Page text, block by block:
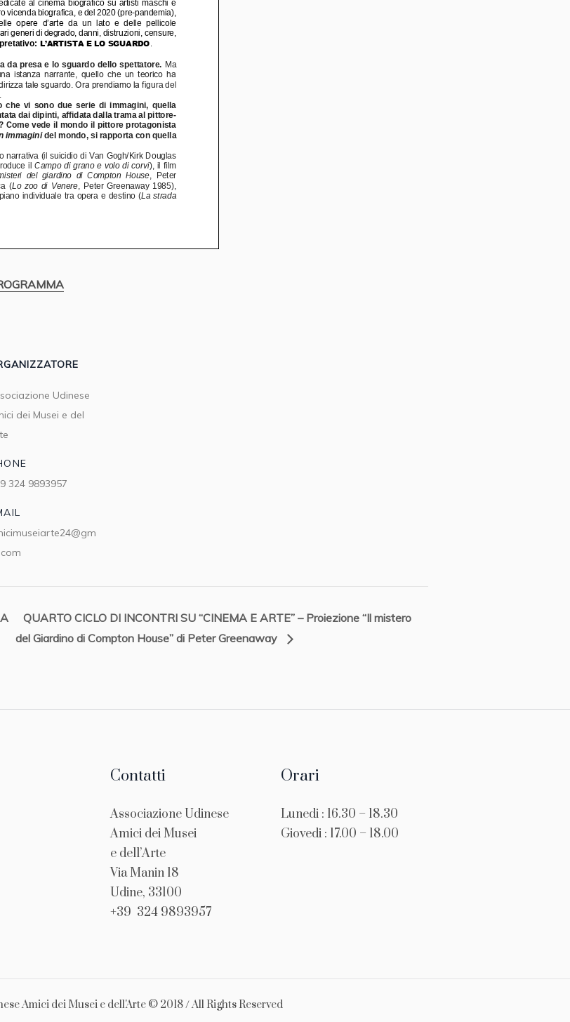
Udinese
dei Musei e del
324 9893957
QUARTO CICLO DI INCONTRI SU “CINEMA E ARTE” – Proiezione “Il mistero
del Giardino di Compton House” di Peter Greenaway
Contatti
Associazione Udinese
Amici dei Musei
e dell’Arte
Via Manin 18
Udine, 33100
+39 324 9893957
Orari
Lunedi : 16.30 – 18.30
Giovedi : 17.00 – 18.00
Amici dei Musei e dell'Arte © 2018 / All Rights Reserved